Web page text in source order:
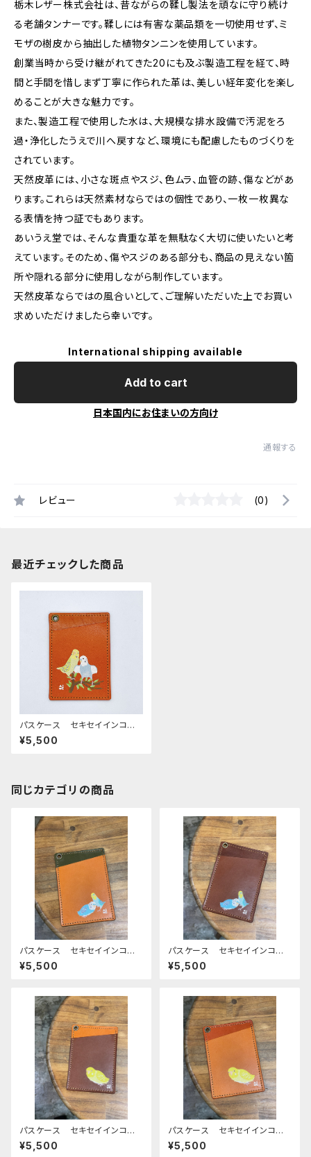
栃木レザー株式会社は、昔ながらの鞣し製法を頑なに守り続け
る老舗タンナーです。鞣しには有害な薬品類を一切使用せず、ミ
モザの樹皮から抽出した植物タンニンを使用しています。
創業当時から受け継がれてきた20にも及ぶ製造工程を経て、時
間と手間を惜しまず丁寧に作られた革は、美しい経年変化を楽し
めることが大きな魅力です。
また、製造工程で使用した水は、大規模な排水設備で汚泥をろ
過・浄化したうえで川へ戻すなど、環境にも配慮したものづくりを
されています。
天然皮革には、小さな斑点やスジ、色ムラ、血管の跡、傷などがあ
ります。これらは天然素材ならではの個性であり、一枚一枚異な
る表情を持つ証でもあります。
あいうえ堂では、そんな貴重な革を無駄なく大切に使いたいと考
えています。そのため、傷やスジのある部分も、商品の見えない箇
所や隠れる部分に使用しながら制作しています。
天然皮革ならではの風合いとして、ご理解いただいた上でお買い
求めいただけましたら幸いです。
International shipping available
Add to cart
日本国内にお住まいの方向け
通報する
レビュー (0)
最近チェックした商品
パスケース セキセイインコ 2
羽 ノーマルブルー オパーリ
ングリーン レッドブラウン せ
¥5,500
同じカテゴリの商品
パスケース セキセイインコ 2
羽 キャメル グリーン ノー
マルブルー レインボー せき
¥5,500
パスケース セキセイインコ
ブラウン 2羽 ノーマルブル
ー レインボー BROWN せ
¥5,500
パスケース セキセイインコ
ルチノー ブラウン せきせいい
んこ 栃木レザー
¥5,500
パスケース セキセイインコ
ルチノー キャメル レッドブラ
ウン せきせいいんこ 栃木レ
¥5,500